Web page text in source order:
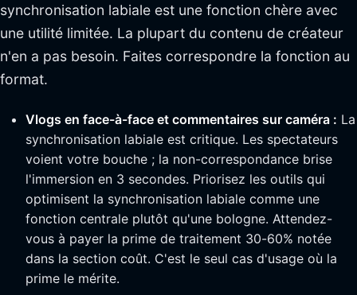
synchronisation labiale est une fonction chère avec
une utilité limitée. La plupart du contenu de créateur
n'en a pas besoin. Faites correspondre la fonction au
format.
Vlogs en face-à-face et commentaires sur caméra : La
synchronisation labiale est critique. Les spectateurs
voient votre bouche ; la non-correspondance brise
l'immersion en 3 secondes. Priorisez les outils qui
optimisent la synchronisation labiale comme une
fonction centrale plutôt qu'une bologne. Attendez-
vous à payer la prime de traitement 30-60% notée
dans la section coût. C'est le seul cas d'usage où la
prime le mérite.